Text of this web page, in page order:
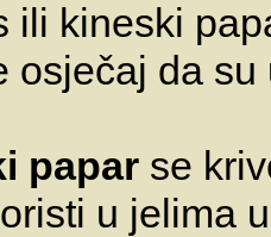
ili kineski
osječaj da
papar se
u jelima